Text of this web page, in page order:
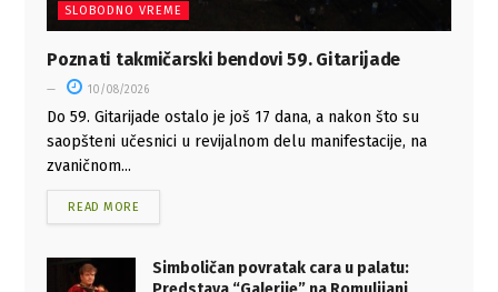
SLOBODNO VREME
Poznati takmičarski bendovi 59. Gitarijade
10/08/2026
Do 59. Gitarijade ostalo je još 17 dana, a nakon što su
saopšteni učesnici u revijalnom delu manifestacije, na
zvaničnom...
READ MORE
Simboličan povratak cara u palatu: